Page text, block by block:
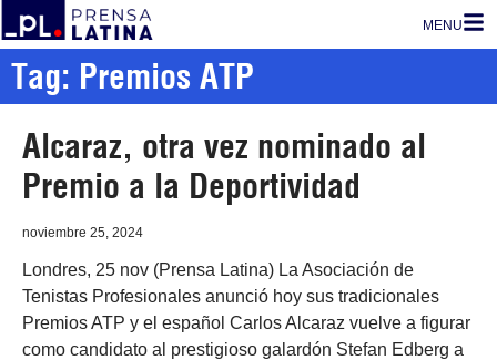
MENU
Tag: Premios ATP
Alcaraz, otra vez nominado al
Premio a la Deportividad
noviembre 25, 2024
Londres, 25 nov (Prensa Latina) La Asociación de
Tenistas Profesionales anunció hoy sus tradicionales
Premios ATP y el español Carlos Alcaraz vuelve a figurar
como candidato al prestigioso galardón Stefan Edberg a